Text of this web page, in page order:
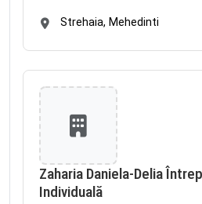
Strehaia, Mehedinti
Zaharia Daniela-Delia
Individuală